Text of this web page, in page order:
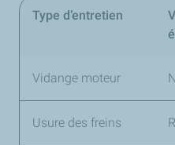
Type d’entretien
Vidange moteur
Usure des freins